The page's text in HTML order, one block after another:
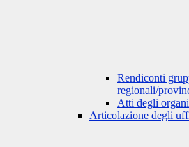
Rendiconti
regionali/
Atti degli
Articolazione degli